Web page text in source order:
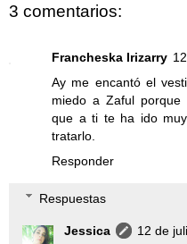
3 comentarios:
Francheska Irizarry
Ay me encantó el
miedo a Zaful porque
que a ti te ha ido
tratarlo.
Responder
Respuestas
Jessica
12 de